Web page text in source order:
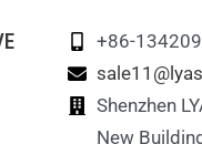
dla zwierząt
+86-
Shenzhen
New